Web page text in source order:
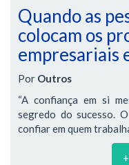
Quando as
colocam os
empresariais
Por Outros
“A confiança em si
segredo do sucesso.
confiar em quem